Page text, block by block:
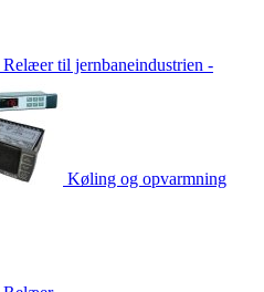
Relæer til jernbaneindustrien -
Køling og opvarmning